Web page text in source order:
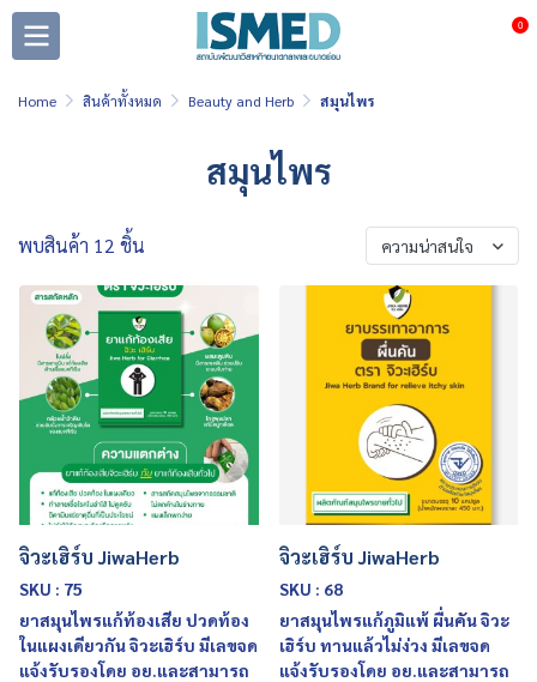
0
Home สินค้าทั้งหมด Beauty and Herb สมุนไพร
สมุนไพร
พบสินค้า 12 ชิ้น ความน่าสนใจ
จิวะเฮิร์บ JiwaHerb
SKU : 75
ยาสมุนไพรแก้ท้องเสีย ปวดท้อง
ในแผงเดียวกัน จิวะเฮิร์บ มีเลขจด
แจ้งรับรองโดย อย.และสามารถ
จิวะเฮิร์บ JiwaHerb
SKU : 68
ยาสมุนไพรแก้ภูมิแพ้ ผื่นคัน จิวะ
เฮิร์บ ทานแล้วไม่ง่วง มีเลขจด
แจ้งรับรองโดย อย.และสามารถ